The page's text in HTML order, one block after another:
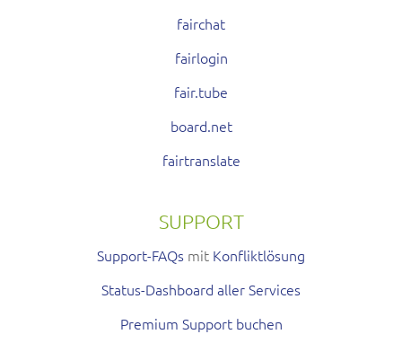
fairchat
fairlogin
fair.tube
board.net
fairtranslate
SUPPORT
Support-FAQs mit Konfliktlösung
Status-Dashboard aller Services
Premium Support buchen